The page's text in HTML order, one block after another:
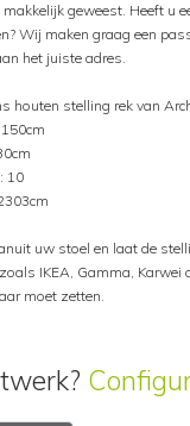
geweest. Heeft u
Wij maken graag een
het juiste adres.
houten stelling rek van
10
uw stoel en laat de
IKEA, Gamma,
moet zetten.